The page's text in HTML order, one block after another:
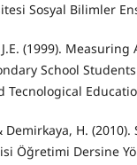
Sosyal Bilimler
J.E. (1999).
School
Tecnological
Demirkaya, H. (2010).
Öğretimi Dersine